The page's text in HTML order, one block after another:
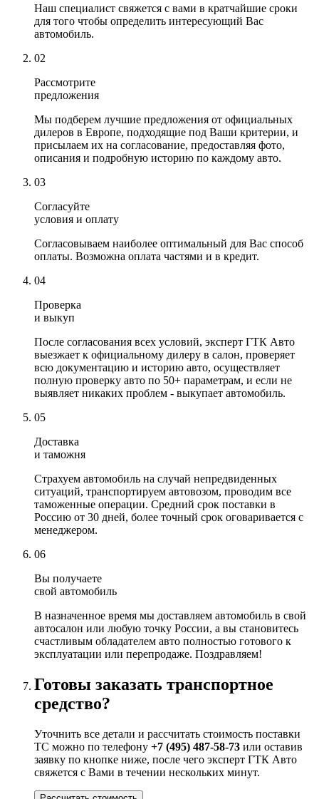
Наш специалист свяжется с вами в кратчайшие сроки
для того чтобы определить интересующий Вас
автомобиль.
02
Рассмотрите
предложения
Мы подберем лучшие предложения от официальных
дилеров в Европе, подходящие под Ваши критерии, и
присылаем их на согласование, предоставляя фото,
описания и подробную историю по каждому авто.
03
Согласуйте
условия и оплату
Согласовываем наиболее оптимальный для Вас способ
оплаты. Возможна оплата частями и в кредит.
04
Проверка
и выкуп
После согласования всех условий, эксперт ГТК Авто
выезжает к официальному дилеру в салон, проверяет
всю документацию и историю авто, осуществляет
полную проверку авто по 50+ параметрам, и если не
выявляет никаких проблем - выкупает автомобиль.
05
Доставка
и таможня
Страхуем автомобиль на случай непредвиденных
ситуаций, транспортируем автовозом, проводим все
таможенные операции. Средний срок поставки в
Россию от 30 дней, более точный срок оговаривается с
менеджером.
06
Вы получаете
свой автомобиль
В назначенное время мы доставляем автомобиль в свой
автосалон или любую точку России, а вы становитесь
счастливым обладателем авто полностью готового к
эксплуатации или перепродаже. Поздравляем!
Готовы заказать транспортное
средство?
Уточнить все детали и рассчитать стоимость поставки
ТС можно по телефону +7 (495) 487-58-73 или оставив
заявку по кнопке ниже, после чего эксперт ГТК Авто
свяжется с Вами в течении нескольких минут.